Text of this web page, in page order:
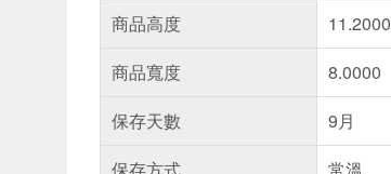
商品高度
11.2000
商品寬度
8.0000
保存天數
9月